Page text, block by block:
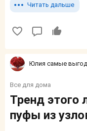
Читать дальше
Юлия самые
Все для дома
Тренд этого
пуфы из